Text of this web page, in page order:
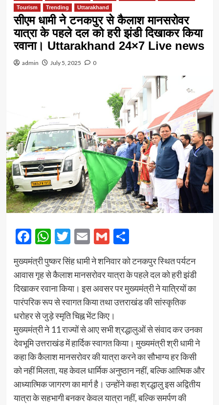
Tourism
Trending Uttarakhand
सीएम धामी ने टनकपुर से कैलाश मानसरोवर
यात्रा के पहले दल को हरी झंडी दिखाकर किया
रवाना। Uttarakhand 24×7 Live news
admin July 5, 2025 0
Facebook
WhatsApp
Twitter
EmailGmailShare
मुख्यमंत्री पुष्कर सिंह धामी ने शनिवार को टनकपुर स्थित पर्यटन
आवास गृह से कैलाश मानसरोवर यात्रा के पहले दल को हरी झंडी
दिखाकर रवाना किया। इस अवसर पर मुख्यमंत्री ने यात्रियों का
पारंपरिक रूप से स्वागत किया तथा उत्तराखंड की सांस्कृतिक
धरोहर से जुड़े स्मृति चिह्न भेंट किए।
मुख्यमंत्री ने 11 राज्यों से आए सभी श्रद्धालुओं से संवाद कर उनका
देवभूमि उत्तराखंड में हार्दिक स्वागत किया। मुख्यमंत्री श्री धामी ने
कहा कि कैलाश मानसरोवर की यात्रा करने का सौभाग्य हर किसी
को नहीं मिलता, यह केवल धार्मिक अनुष्ठान नहीं, बल्कि आत्मिक और
आध्यात्मिक जागरण का मार्ग है। उन्होंने कहा श्रद्धालु इस अद्वितीय
यात्रा के सहभागी बनकर केवल यात्रा नहीं, बल्कि समर्पण की